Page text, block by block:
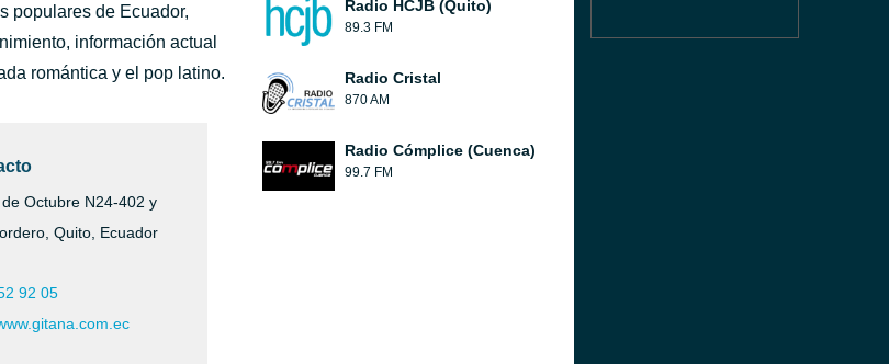
hace 31 minutos
hace 34 minutos
populares de Ecuador,
información actual
romántica y el pop latino.
Octubre N24-402 y
Quito, Ecuador
92 05
Radio HCJB (Quito)
89.3 FM
Radio Cristal
870 AM
Radio Cómplice (Cuenca)
99.7 FM